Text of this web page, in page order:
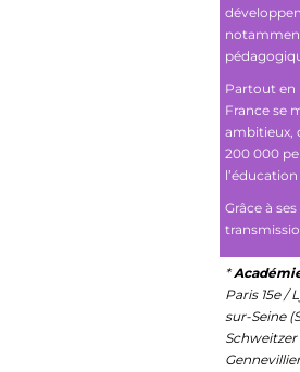
Partout en
France se
ambitieux,
200 000
Grâce à
*
Paris 15e /
sur-Seine
Schweitzer